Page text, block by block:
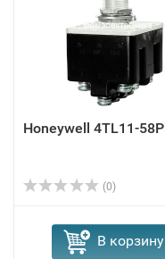
Honeywell 4TL11-58P
(0)
В корзину